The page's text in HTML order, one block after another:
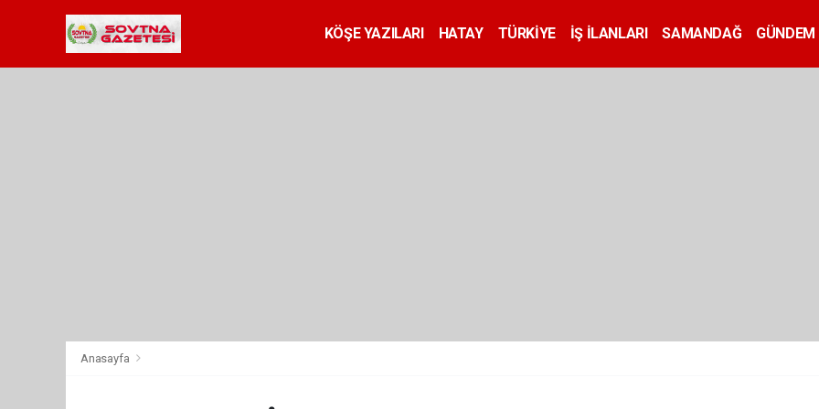
KÖŞE YAZILARI HATAY TÜRKİYE İŞ İLANLARI SAMANDAĞ GÜNDEM
Anasayfa